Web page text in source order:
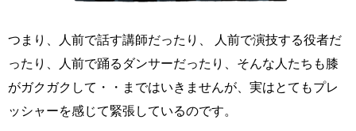
つまり、人前で話す講師だったり、 人前で演技する役者だ
ったり、人前で踊るダンサーだったり、そんな人たちも膝
がガクガクして・・まではいきませんが、実はとてもプレ
ッシャーを感じて緊張しているのです。